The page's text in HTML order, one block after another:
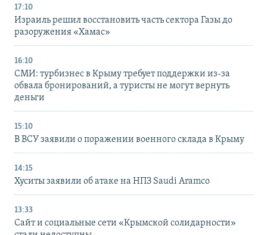
17:10
Израиль решил восстановить часть сектора Газы до
разоружения «Хамас»
16:10
СМИ: турбизнес в Крыму требует поддержки из-за
обвала бронирований, а туристы не могут вернуть
деньги
15:10
В ВСУ заявили о поражении военного склада в Крыму
14:15
Хуситы заявили об атаке на НПЗ Saudi Aramco
13:33
Сайт и социальные сети «Крымской солидарности»